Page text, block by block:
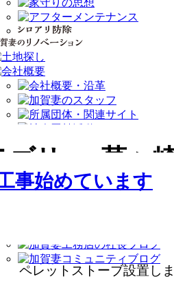
ゴリー: 茅ヶ
事始めています
ペレットストーブ設置し